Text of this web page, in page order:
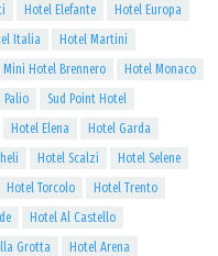
Hotel Elefante
Hotel Europa
Italia
Hotel Martini
Mini Hotel Brennero
Hotel Monaco
Palio
Sud Point Hotel
Hotel Elena
Hotel Garda
Hotel Scalzi
Hotel Selene
Hotel Torcolo
Hotel Trento
Hotel Al Castello
Grotta
Hotel Arena